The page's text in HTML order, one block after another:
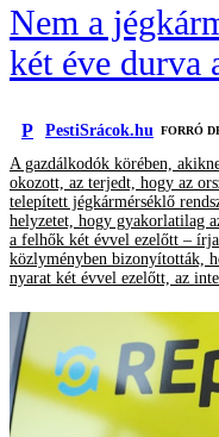
Nem a
két éve durva
P PestiSrácok.hu FORRÓ
A gazdálkodók körében,
okozott, az terjedt, hogy az
telepített jégkármérséklő
helyzetet, hogy gyakorlatilag
a felhők két évvel ezelőtt –
közlyményben bizonyították,
nyarat két évvel ezelőtt, az